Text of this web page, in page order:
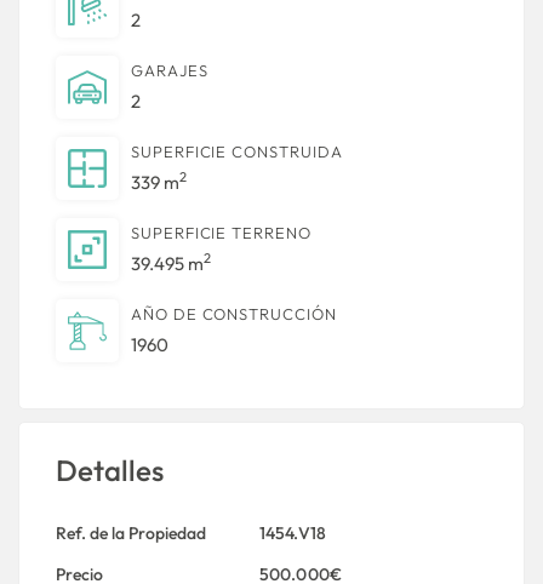
2
GARAJES
2
SUPERFICIE CONSTRUIDA
339 m2
SUPERFICIE TERRENO
39.495 m2
AÑO DE CONSTRUCCIÓN
1960
Detalles
Ref. de la Propiedad
1454.V18
Precio
500.000€